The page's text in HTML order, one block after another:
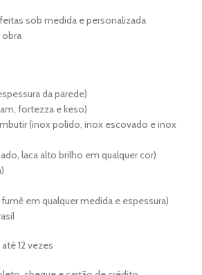
sob medida e personalizada
obra
da parede)
fortezza e keso)
(inox polido, inox escovado e inox
laca alto brilho em qualquer cor)
em qualquer medida e espessura)
12 vezes